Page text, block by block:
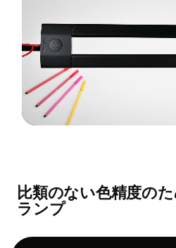
比類のない色精度の
ランプ